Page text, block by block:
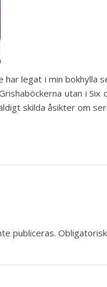
har legat i min
utan i
skilda åsikter om
publiceras.